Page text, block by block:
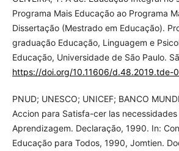
Programa Mais Educação ao Programa
Dissertação (Mestrado em Educação).
graduação Educação, Linguagem e
Educação, Universidade de São Paulo.
https://doi.org/10.11606/d.48.2019.tde-
PNUD; UNESCO; UNICEF; BANCO
Accion para Satisfa-cer las
Aprendizagem. Declaração, 1990. In:
Educação para Todos, 1990, Jomtien.